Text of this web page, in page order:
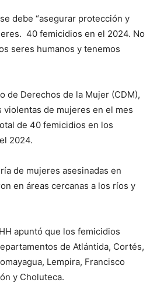
debe “asegurar protección y
40 femicidios en el 2024. No
seres humanos y tenemos
de Derechos de la Mujer (CDM),
de mujeres en el mes
de 40 femicidios en los
2024.
de mujeres asesinadas en
en áreas cercanas a los ríos y
apuntó que los femicidios
de Atlántida, Cortés,
Lempira, Francisco
y Choluteca.